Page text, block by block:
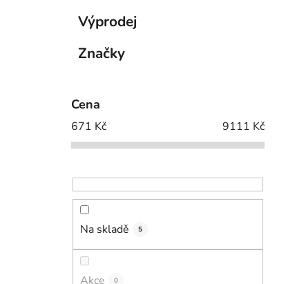
Výprodej
Značky
Cena
671 Kč 9111 Kč
Na skladě 5
Akce 0